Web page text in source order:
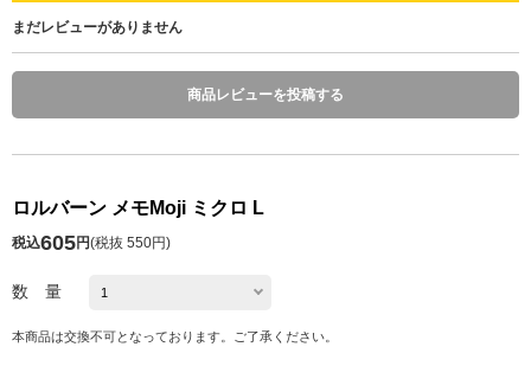
まだレビューがありません
商品レビューを投稿する
ロルバーン メモMoji ミクロ L
税込605円(税抜 550円)
数 量
本商品は交換不可となっております。ご了承ください。